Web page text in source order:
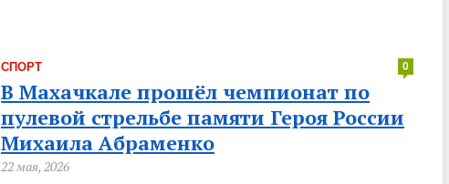
СПОРТ 0
В Махачкале прошёл чемпионат по
пулевой стрельбе памяти Героя России
Михаила Абраменко
22 мая, 2026